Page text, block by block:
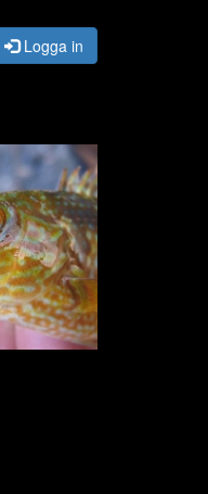
Logga in